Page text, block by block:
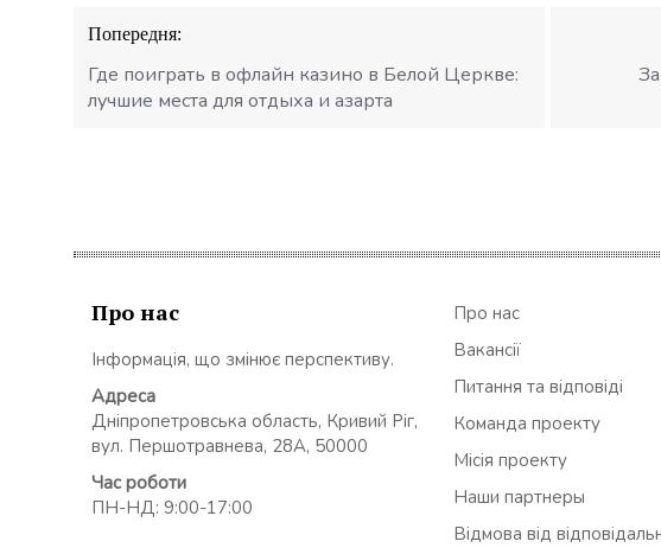
Навігація
записів
Попередня:
Где поиграть в офлайн казино в Белой Церкве:
лучшие места для отдыха и азарта
Про нас
Інформація, що змінює перспективу.
Адреса
Дніпропетровська область, Кривий Ріг,
вул. Першотравнева, 28А, 50000
Час роботи
ПН-НД: 9:00-17:00
Про нас
Вакансії
Питання та відповіді
Команда проекту
Місія проекту
Наши партнеры
Відмова від